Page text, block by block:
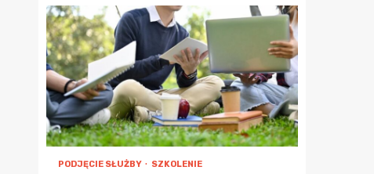
PODJĘCIE SŁUŻBY SZKOLENIE